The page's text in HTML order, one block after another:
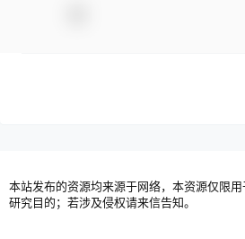
本站发布的资源均来源于网络，本资源仅限用
研究目的；若涉及侵权请来信告知。